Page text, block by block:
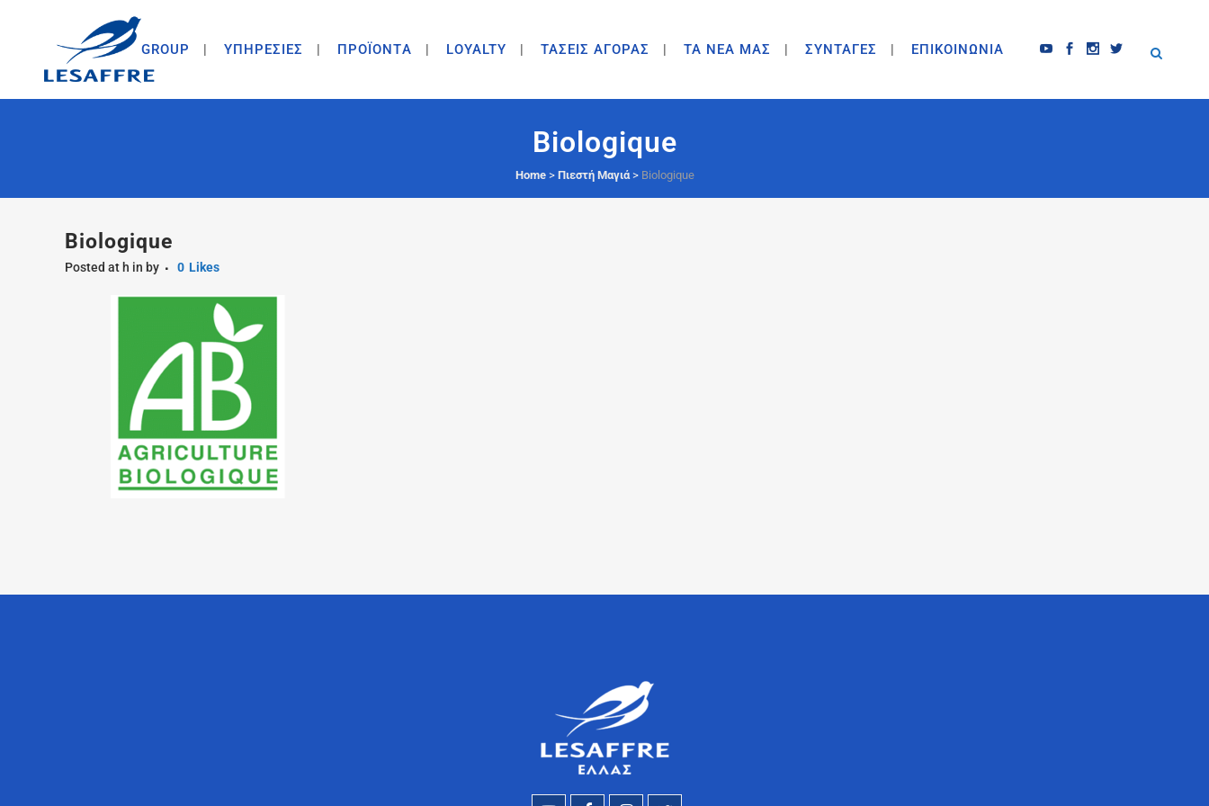
GROUP ΥΠΗΡΕΣΙΕΣ ΠΡΟΪΟΝΤA LOYALTY ΤΑΣΕΙΣ ΑΓΟΡΑΣ ΤΑ ΝΕΑ ΜΑΣ ΣΥΝΤΑΓΕΣ ΕΠΙΚΟΙΝΩΝΙΑ
Biologique
Home> Πιεστή Μαγιά> Biologique
Biologique
Posted at h in by 0 Likes